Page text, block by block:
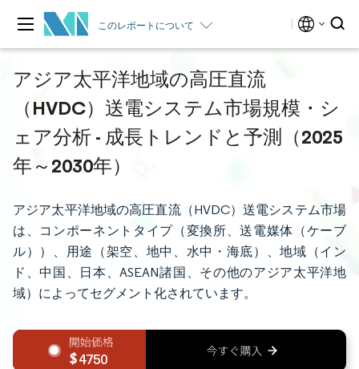
このレポートについて
アジア太平洋地域の高圧直流
（HVDC）送電システム市場規模・シ
ェア分析 - 成長トレンドと予測（2025
年～2030年）
アジア太平洋地域の高圧直流（HVDC）送電システム市場
は、コンポーネントタイプ（変換所、送電媒体（ケーブ
ル））、用途（架空、地中、水中・海底）、地域（イン
ド、中国、日本、ASEAN諸国、その他のアジア太平洋地
域）によってセグメント化されています。
4750